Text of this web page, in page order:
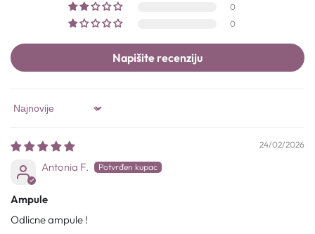
0
0
Napišite recenziju
Sort by
24/02/2026
Antonia F.
Ampule
Odlicne ampule !